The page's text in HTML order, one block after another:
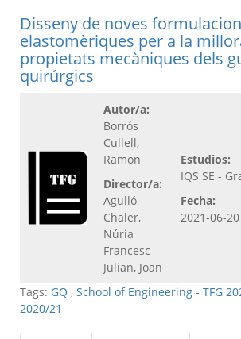
Disseny de noves
elastomèriques per a la
propietats mecàniques dels
quirúrgics
Autor/a:
Borrós
Cullell,
Ramon
Director/a:
Agulló
Chaler,
Núria
Francesc
Julian, Joan
Estudios:
IQS SE -
Fecha:
2021-06-20
Tags: GQ , School of Engineering - TFG
2020/21